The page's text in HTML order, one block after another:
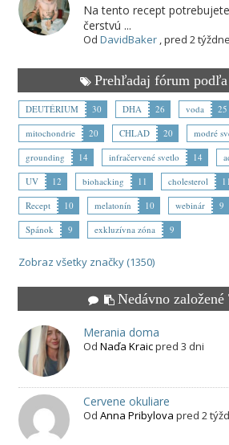
Na tento recept
čerstvú ...
Od DavidBaker,pred 2 týždne
Prehľadaj fórum
DEUTÉRIUM 30 DHA 26 voda 25
mitochondrie
20 CHLAD 20 modré
grounding
14 infračervené svetlo 14
UV
12 biohacking 11 cholesterol 11
Recept
10 melatonín 10 webinár 9
Spánok
9 exkluzívna zóna 9
Zobraz všetky značky (1350)
Nedávno
Merania doma
Od Naďa Kraicpred 3 dni
Cervene okuliare
Od Anna Pribylova pred 2